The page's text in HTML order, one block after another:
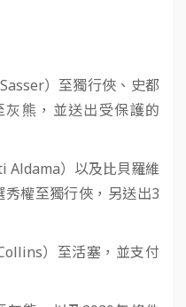
）至獨行俠、史都
熊，並送出受保護的
Aldama）以及比貝羅維
權至獨行俠，另送出3
）至活塞，並支付